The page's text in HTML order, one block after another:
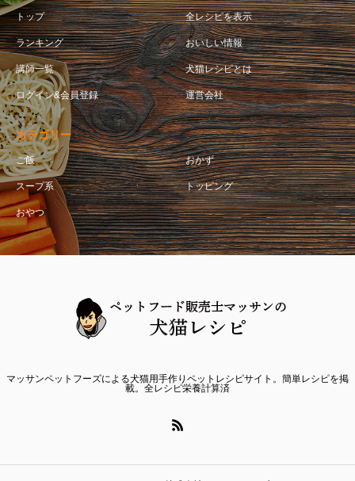
トップ 全レシピを表示
ランキング おいしい情報
講師一覧 犬猫レシピとは
ログイン&会員登録 運営会社
カテゴリー
ご飯 おかず
スープ系 トッピング
おやつ
マッサンペットフーズによる犬猫用手作りペットレシピサイト。簡単レシピを掲
載。全レシピ栄養計算済